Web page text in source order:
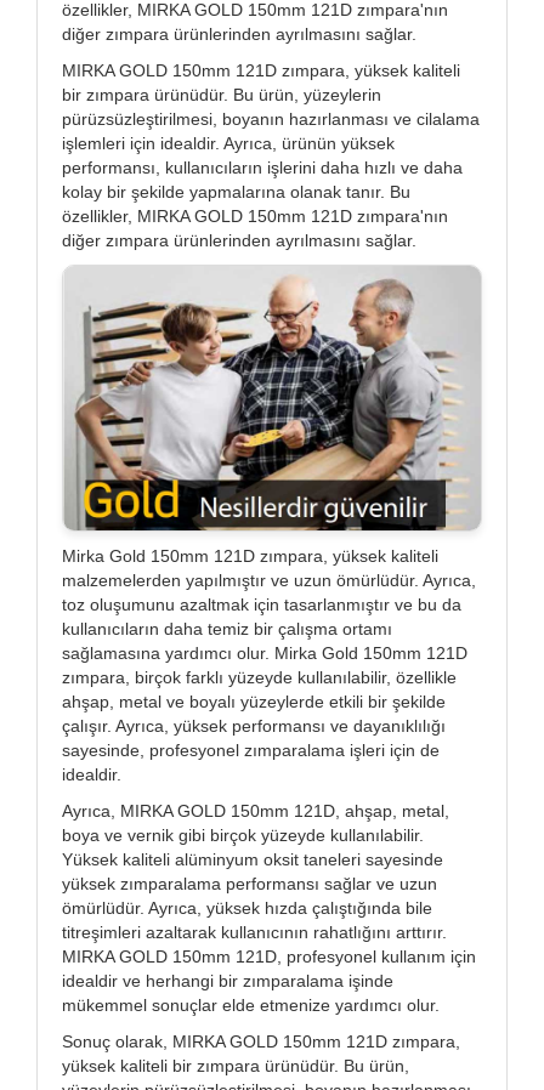
özellikler, MIRKA GOLD 150mm 121D zımpara'nın
diğer zımpara ürünlerinden ayrılmasını sağlar.
MIRKA GOLD 150mm 121D zımpara, yüksek kaliteli
bir zımpara ürünüdür. Bu ürün, yüzeylerin
pürüzsüzleştirilmesi, boyanın hazırlanması ve cilalama
işlemleri için idealdir. Ayrıca, ürünün yüksek
performansı, kullanıcıların işlerini daha hızlı ve daha
kolay bir şekilde yapmalarına olanak tanır. Bu
özellikler, MIRKA GOLD 150mm 121D zımpara'nın
diğer zımpara ürünlerinden ayrılmasını sağlar.
Mirka Gold 150mm 121D zımpara, yüksek kaliteli
malzemelerden yapılmıştır ve uzun ömürlüdür. Ayrıca,
toz oluşumunu azaltmak için tasarlanmıştır ve bu da
kullanıcıların daha temiz bir çalışma ortamı
sağlamasına yardımcı olur. Mirka Gold 150mm 121D
zımpara, birçok farklı yüzeyde kullanılabilir, özellikle
ahşap, metal ve boyalı yüzeylerde etkili bir şekilde
çalışır. Ayrıca, yüksek performansı ve dayanıklılığı
sayesinde, profesyonel zımparalama işleri için de
idealdir.
Ayrıca, MIRKA GOLD 150mm 121D, ahşap, metal,
boya ve vernik gibi birçok yüzeyde kullanılabilir.
Yüksek kaliteli alüminyum oksit taneleri sayesinde
yüksek zımparalama performansı sağlar ve uzun
ömürlüdür. Ayrıca, yüksek hızda çalıştığında bile
titreşimleri azaltarak kullanıcının rahatlığını arttırır.
MIRKA GOLD 150mm 121D, profesyonel kullanım için
idealdir ve herhangi bir zımparalama işinde
mükemmel sonuçlar elde etmenize yardımcı olur.
Sonuç olarak, MIRKA GOLD 150mm 121D zımpara,
yüksek kaliteli bir zımpara ürünüdür. Bu ürün,